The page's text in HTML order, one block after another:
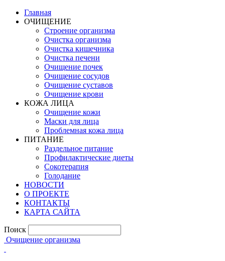
Главная
ОЧИЩЕНИЕ
Строение организма
Очистка организма
Очистка кишечника
Очистка печени
Очищение почек
Очищение сосудов
Очищение суставов
Очищение крови
КОЖА ЛИЦА
Очищение кожи
Маски для лица
Проблемная кожа лица
ПИТАНИЕ
Раздельное питание
Профилактические диеты
Сокотерапия
Голодание
НОВОСТИ
О ПРОЕКТЕ
КОНТАКТЫ
КАРТА САЙТА
Поиск
Очищение организма